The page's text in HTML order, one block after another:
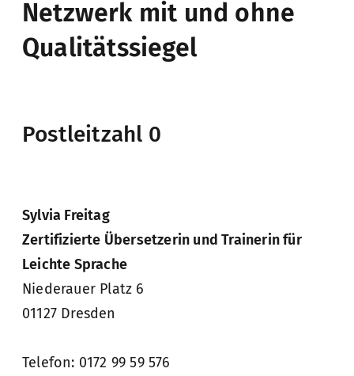
Netzwerk mit und ohne
Qualitätssiegel
Postleitzahl 0
Sylvia Freitag
Zertifizierte Übersetzerin und Trainerin für
Leichte Sprache
Niederauer Platz 6
01127 Dresden
Telefon: 0172 99 59 576